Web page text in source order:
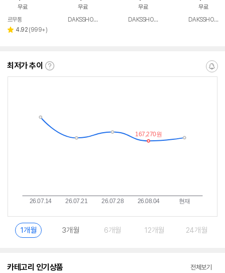
무료
페이
르무통
별 4.92 리
(999+)
무료
DAKSSHOESMALL
무료
DAKSSHOESMALL
무료
DAKSSHOESMALL
최저가 추이
최
알
1개월 3개월 6개월 12개월 24개월
카테고리 인기상품 전체보기